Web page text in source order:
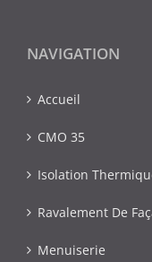
NAVIGATION
Accueil
CMO 35
Isolation
Ravalement De
Menuiserie